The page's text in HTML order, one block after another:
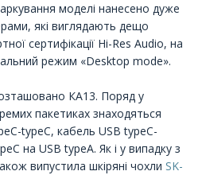
моделі нанесено дуже
які виглядають дещо
сертифікації Hi-Res Audio, на
режим «Desktop mode».
КА13. Поряд у
пакетиках знаходяться
typeC, кабель USB typeC-
на USB typeА. Як і у випадку з
випустила шкіряні чохли SK-